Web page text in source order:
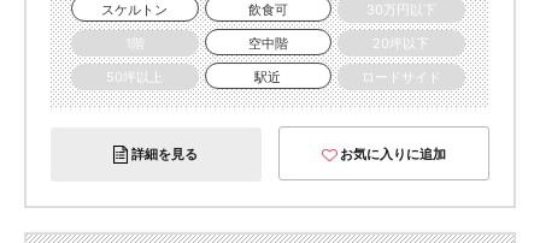
スケルトン
飲食可
30万円以下
1階
空中階
20坪以下
50坪以上
駅近 ロードサイド
詳細を見る お気に入りに追加